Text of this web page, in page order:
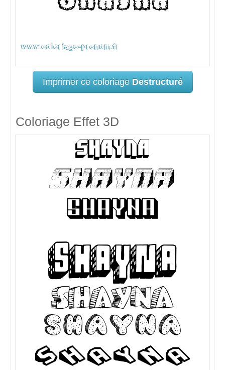
Imprimer ce coloriage Destructuré
Coloriage Effet 3D